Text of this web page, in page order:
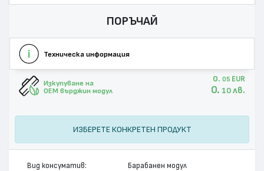
ПОРЪЧАЙ
Техническа информация
Изкупуване на
OEM върджин модул
0. 05 EUR
0. 10 лв.
ИЗБЕРЕТЕ КОНКРЕТЕН ПРОДУКТ
Вид консуматив: Барабанен модул